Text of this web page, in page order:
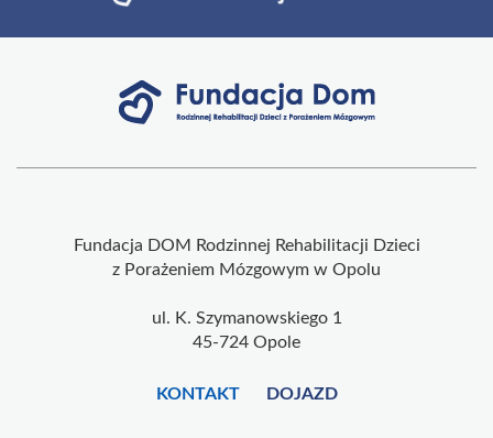
Fundacja DOM Rodzinnej Rehabilitacji Dzieci
z Porażeniem Mózgowym w Opolu
ul. K. Szymanowskiego 1
45-724 Opole
KONTAKT DOJAZD